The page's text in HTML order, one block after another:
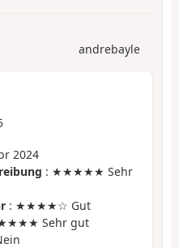
andrebayle
2024
: ★★★★★ Sehr
: ★★★★☆ Gut
Sehr gut